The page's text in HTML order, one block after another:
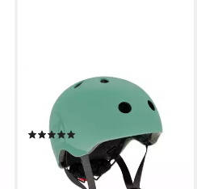
SCOOT AND RIDE
Kinderhelm Highwaykick
Helmet SM
ab 44,50 €
lieferbar - in 2-3 Werktagen bei dir
+6